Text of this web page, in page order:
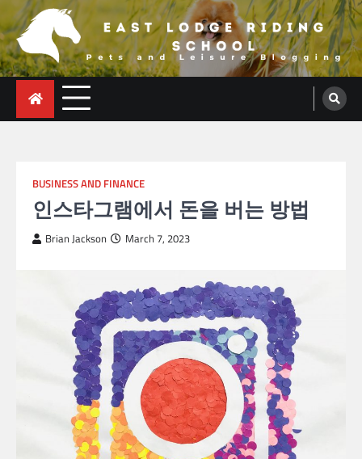
Skip
to
content
East Lodge Riding School
Pets and Leisure Blogging
BUSINESS AND FINANCE
인스타그램에서 돈을 버는 방법
Brian Jackson March 7, 2023